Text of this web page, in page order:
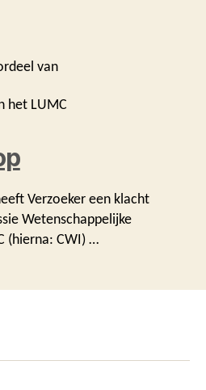
van
het LUMC
Verzoeker een klacht
Wetenschappelijke
(hierna: CWI) …